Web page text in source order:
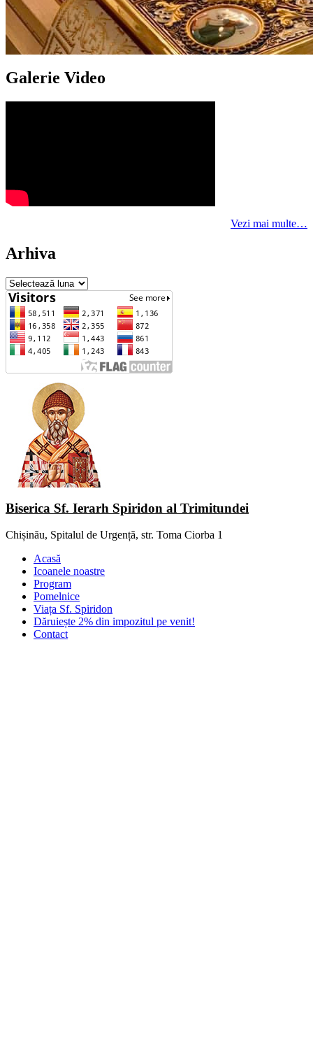
Galerie Video
Vezi mai multe…
Arhiva
Arhiva
Biserica Sf. Ierarh Spiridon al Trimitundei
Chișinău, Spitalul de Urgență, str. Toma Ciorba 1
Acasă
Icoanele noastre
Program
Pomelnice
Viața Sf. Spiridon
Dăruiește 2% din impozitul pe venit!
Contact